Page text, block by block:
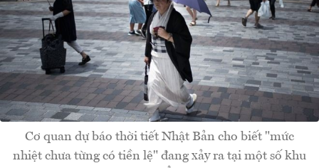
Cơ quan dự báo thời tiết Nhật Bản cho biết "mức
nhiệt chưa từng có tiền lệ" đang xảy ra tại một số khu